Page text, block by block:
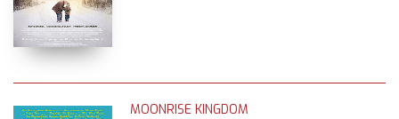
MOONRISE KINGDOM